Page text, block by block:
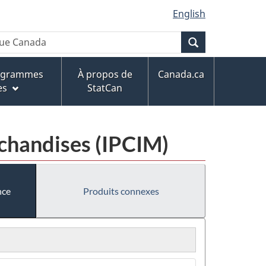
English
À propos de
StatCan
Canada.ca
(IPCIM)
Produits connexes